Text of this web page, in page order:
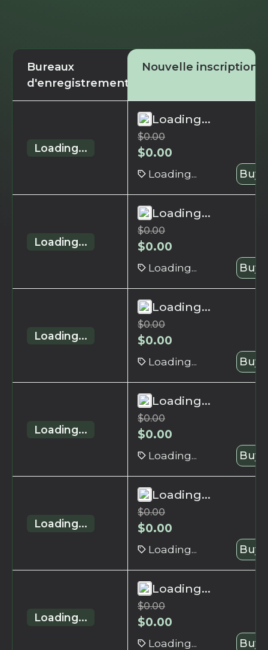
Bureaux
d'enregistrement
Nouvelle inscription
Loading...
Loading...
$0.00
$0.00
Loading... Buy
Loading...
Loading...
$0.00
$0.00
Loading... Buy
Loading...
Loading...
$0.00
$0.00
Loading... Buy
Loading...
Loading...
$0.00
$0.00
Loading... Buy
Loading...
Loading...
$0.00
$0.00
Loading... Buy
Loading...
Loading...
$0.00
$0.00
Loading... Buy